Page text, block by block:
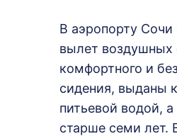
В аэропорту
вылет воздушных
комфортного и
сидения, выданы
питьевой водой,
старше семи лет.